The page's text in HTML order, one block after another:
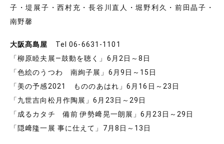
子・堤展子・西村充・長谷川直人・堀野利久・前田晶子・
南野馨
大阪髙島屋
Tel 06-6631-1101
「柳原睦夫展―鼓動を聴く」6月2日～8日
「色絵のうつわ 南絢子展」6月9日～15日
「美の予感2021 もののあはれ」6月16日～23日
「九世吉向松月作陶展」6月23日～29日
「成るカタチ 備前 伊勢﨑晃一朗展」6月23日～29日
「隠﨑隆一展 事に仕えて」7月8日～13日